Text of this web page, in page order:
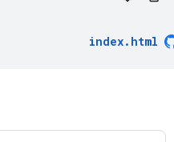
index.html